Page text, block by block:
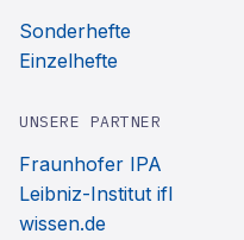
Sonderhefte
Einzelhefte
UNSERE PARTNER
Fraunhofer IPA
Leibniz-Institut ifl
wissen.de